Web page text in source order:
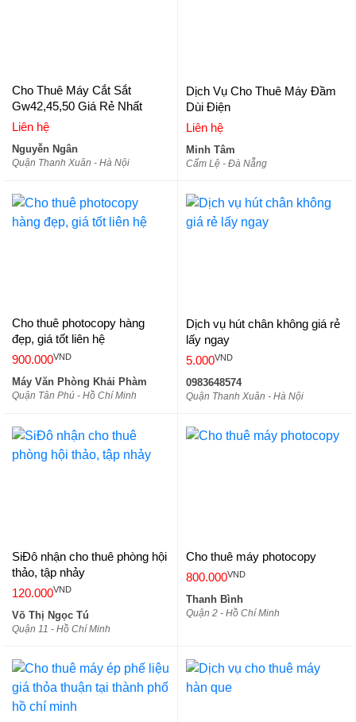
Cho Thuê Máy Cắt Sắt
Gw42,45,50 Giá Rẻ Nhất
Liên hệ
Nguyễn Ngân
Quận Thanh Xuân - Hà Nội
Dịch Vụ Cho Thuê Máy Đầm
Dùi Điện
Liên hệ
Minh Tâm
Cẩm Lệ - Đà Nẵng
Cho thuê photocopy hàng
đẹp, giá tốt liên hệ
900.000VND
Máy Văn Phòng Khải Phàm
Quận Tân Phú - Hồ Chí Minh
Dịch vụ hút chân không giá rẻ
lấy ngay
5.000VND
0983648574
Quận Thanh Xuân - Hà Nội
SiĐô nhận cho thuê phòng hội
thảo, tập nhảy
120.000VND
Võ Thị Ngọc Tú
Quận 11 - Hồ Chí Minh
Cho thuê máy photocopy
800.000VND
Thanh Bình
Quận 2 - Hồ Chí Minh